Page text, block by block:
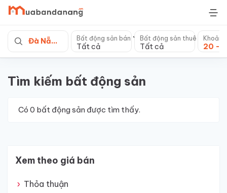
Skip
content
Đà Nẵng Bất động sản bán
Tất cả
Bất động sản thuê
Tất cả
Tìm kiếm bất động sản
Có 0 bất động sản được tìm thấy.
Xem theo giá bán
Thỏa thuận